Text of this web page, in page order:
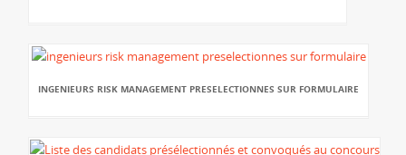
INGENIEURS RISK MANAGEMENT PRESELECTIONNES SUR FORMULAIRE